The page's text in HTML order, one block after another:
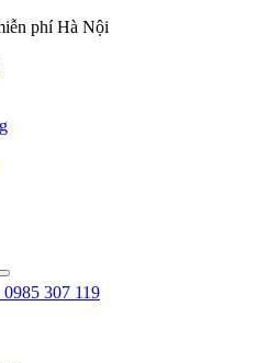
phí Hà Nội
307 119